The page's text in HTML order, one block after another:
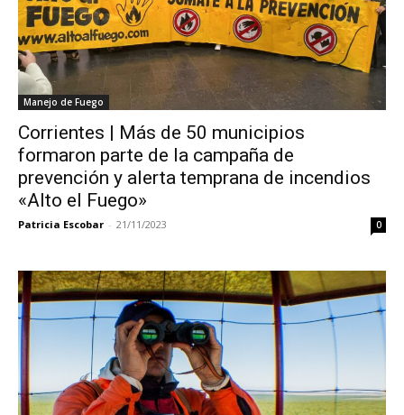
Manejo de Fuego
Corrientes | Más de 50 municipios
formaron parte de la campaña de
prevención y alerta temprana de incendios
«Alto el Fuego»
Patricia Escobar - 21/11/2023 0